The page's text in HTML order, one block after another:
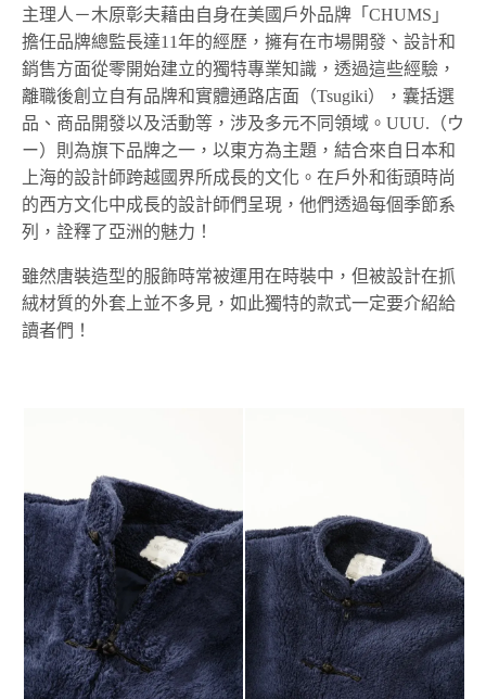
主理人－木原彰夫藉由自身在美國戶外品牌「CHUMS」
擔任品牌總監長達11年的經歷，擁有在市場開發、設計和
銷售方面從零開始建立的獨特專業知識，透過這些經驗，
離職後創立自有品牌和實體通路店面（Tsugiki），囊括選
品、商品開發以及活動等，涉及多元不同領域。UUU.（ウ
ー）則為旗下品牌之一，以東方為主題，結合來自日本和
上海的設計師跨越國界所成長的文化。在戶外和街頭時尚
的西方文化中成長的設計師們呈現，他們透過每個季節系
列，詮釋了亞洲的魅力！
雖然唐裝造型的服飾時常被運用在時裝中，但被設計在抓
絨材質的外套上並不多見，如此獨特的款式一定要介紹給
讀者們！